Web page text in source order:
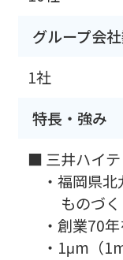
グループ会
1社
特長・強み
■ 三井ハイテ
・福岡県北
ものづく
・創業70年
・1μm（